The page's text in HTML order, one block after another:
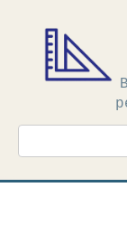
контенту
Поиск: